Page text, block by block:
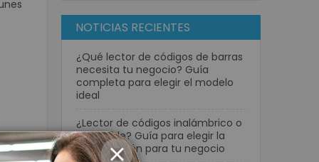
NOTICIAS RECIENTES
¿Qué lector de códigos de barras
necesita tu negocio? Guía
completa para elegir el modelo
ideal
¿Lector de códigos inalámbrico o
con cable? Guía para elegir la
mejor opción para tu negocio
CERRAR